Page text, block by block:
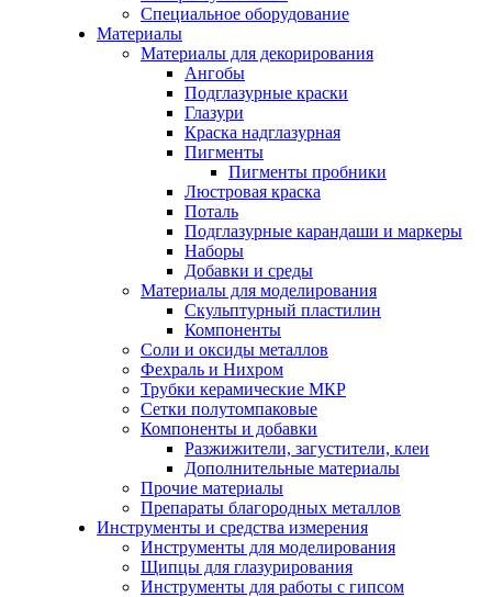
Специальное оборудование
Материалы
Материалы для декорирования
Ангобы
Подглазурные краски
Глазури
Краска надглазурная
Пигменты
Пигменты пробники
Люстровая краска
Поталь
Подглазурные карандаши и маркеры
Наборы
Добавки и среды
Материалы для моделирования
Скульптурный пластилин
Компоненты
Соли и оксиды металлов
Фехраль и Нихром
Трубки керамические МКР
Сетки полутомпаковые
Компоненты и добавки
Разжижители, загустители, клеи
Дополнительные материалы
Прочие материалы
Препараты благородных металлов
Инструменты и средства измерения
Инструменты для моделирования
Щипцы для глазурирования
Инструменты для работы с гипсом